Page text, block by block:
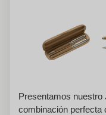
Presentamos nuestro
combinación perfecta